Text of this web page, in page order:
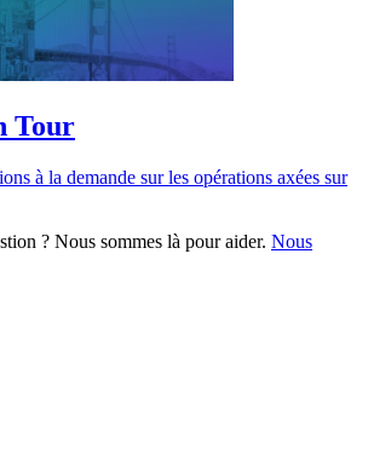
Tour
à la demande sur les opérations axées sur
? Nous sommes là pour aider. Nous